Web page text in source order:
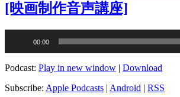
[映画制作音声講座]
レ
ー
00:00
Podcast: Play in new window | Download
Subscribe: Apple Podcasts | Android | RSS